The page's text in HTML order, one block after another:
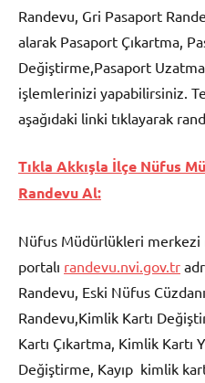
Randevu, Gri Pasaport
alarak Pasaport Çıkartma,
Değiştirme,Pasaport
işlemlerinizi yapabilirsiniz.
aşağıdaki linki tıklayarak
Tıkla Akkışla İlçe Nüfus
Randevu Al:
Nüfus Müdürlükleri merkezi
portalı randevu.nvi.gov.tr
Randevu, Eski Nüfus
Randevu,Kimlik Kartı
Kartı Çıkartma, Kimlik Kartı
Değiştirme, Kayıp kimlik